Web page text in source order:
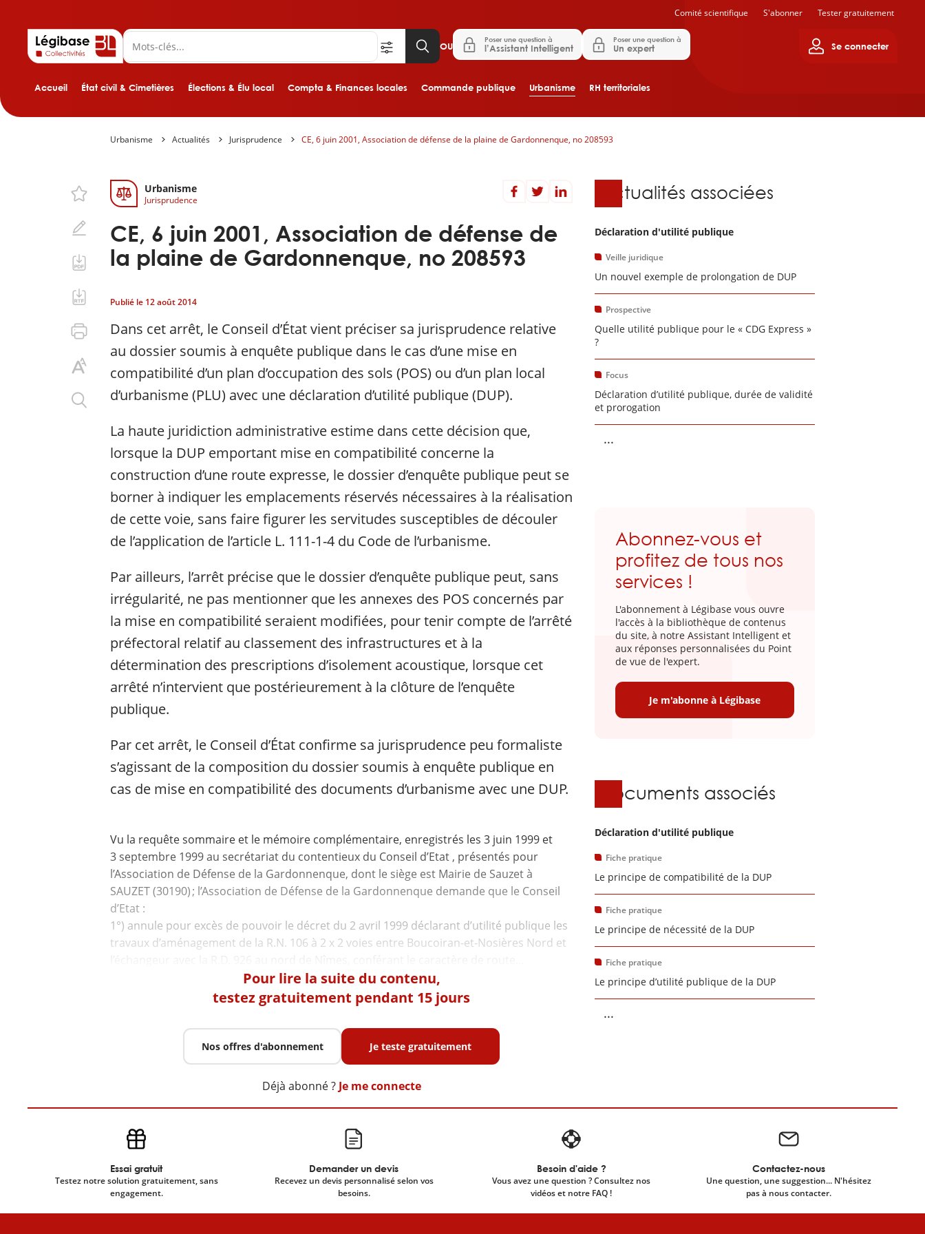
Aller au contenu principal
Accueil État civil & Cimetières Élections & Élu local Compta & Finances locales Commande publique Urbanisme RH territoriales
OU
Poser une question à
l’Assistant Intelligent
Poser une question à
Un expert Se connecter
Comité scientifique S'abonner Tester gratuitement
Urbanisme Actualités Jurisprudence CE, 6 juin 2001, Association de défense de la plaine de Gardonnenque, no 208593
Urbanisme
Jurisprudence
CE, 6 juin 2001, Association de défense de
la plaine de Gardonnenque, no 208593
Publié le 12 août 2014
Dans cet arrêt, le Conseil d’État vient préciser sa jurisprudence relative
au dossier soumis à enquête publique dans le cas d’une mise en
compatibilité d’un plan d’occupation des sols (POS) ou d’un plan local
d’urbanisme (PLU) avec une déclaration d’utilité publique (DUP).
La haute juridiction administrative estime dans cette décision que,
lorsque la DUP emportant mise en compatibilité concerne la
construction d’une route expresse, le dossier d’enquête publique peut se
borner à indiquer les emplacements réservés nécessaires à la réalisation
de cette voie, sans faire figurer les servitudes susceptibles de découler
de l’application de l’article L. 111-1-4 du Code de l’urbanisme.
Par ailleurs, l’arrêt précise que le dossier d’enquête publique peut, sans
irrégularité, ne pas mentionner que les annexes des POS concernés par
la mise en compatibilité seraient modifiées, pour tenir compte de l’arrêté
préfectoral relatif au classement des infrastructures et à la
détermination des prescriptions d’isolement acoustique, lorsque cet
arrêté n’intervient que postérieurement à la clôture de l’enquête
publique.
Par cet arrêt, le Conseil d’État confirme sa jurisprudence peu formaliste
s’agissant de la composition du dossier soumis à enquête publique en
cas de mise en compatibilité des documents d’urbanisme avec une DUP.
Vu la requête sommaire et le mémoire complémentaire, enregistrés les 3 juin 1999 et
3 septembre 1999 au secrétariat du contentieux du Conseil d’Etat , présentés pour
l’Association de Défense de la Gardonnenque, dont le siège est Mairie de Sauzet à
SAUZET (30190) ; l’Association de Défense de la Gardonnenque demande que le Conseil
d’Etat :
1°) annule pour excès de pouvoir le décret du 2 avril 1999 déclarant d’utilité publique les
travaux d’aménagement de la R.N. 106 à 2 x 2 voies entre Boucoiran-et-Nosières Nord et
Pour lire la suite du contenu,
testez gratuitement pendant 15 jours
Nos offres d'abonnement Je teste gratuitement
Déjà abonné ? Je me connecte
Actualités associées
Déclaration d'utilité publique
Veille juridique
Un nouvel exemple de prolongation de DUP
Prospective
Quelle utilité publique pour le « CDG Express »
?
Focus
Déclaration d’utilité publique, durée de validité
et prorogation
...
Abonnez-vous et
profitez de tous nos
services !
L'abonnement à Légibase vous ouvre
l'accès à la bibliothèque de contenus
du site, à notre Assistant Intelligent et
aux réponses personnalisées du Point
de vue de l'expert.
Je m'abonne à Légibase
Documents associés
Déclaration d'utilité publique
Fiche pratique
Le principe de compatibilité de la DUP
Fiche pratique
Le principe de nécessité de la DUP
Fiche pratique
Le principe d’utilité publique de la DUP
...
Essai gratuit
Testez notre solution gratuitement, sans
engagement.
Demander un devis
Recevez un devis personnalisé selon vos
besoins.
Besoin d'aide ?
Vous avez une question ? Consultez nos
vidéos et notre FAQ !
Contactez-nous
Une question, une suggestion... N'hésitez
pas à nous contacter.